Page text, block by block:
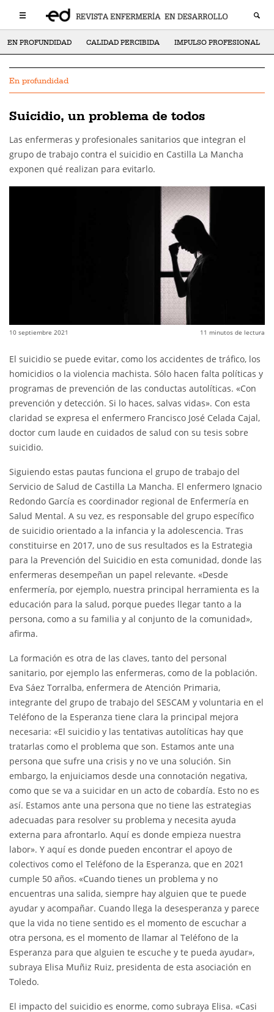
EN PROFUNDIDAD CALIDAD PERCIBIDA IMPULSO PROFESIONAL
En profundidad
Suicidio, un problema de todos
Las enfermeras y profesionales sanitarios que integran el
grupo de trabajo contra el suicidio en Castilla La Mancha
exponen qué realizan para evitarlo.
10 septiembre 2021 11 minutos de lectura
El suicidio se puede evitar, como los accidentes de tráfico, los
homicidios o la violencia machista. Sólo hacen falta políticas y
programas de prevención de las conductas autolíticas. «Con
prevención y detección. Si lo haces, salvas vidas». Con esta
claridad se expresa el enfermero Francisco José Celada Cajal,
doctor cum laude en cuidados de salud con su tesis sobre
suicidio.
Siguiendo estas pautas funciona el grupo de trabajo del
Servicio de Salud de Castilla La Mancha. El enfermero Ignacio
Redondo García es coordinador regional de Enfermería en
Salud Mental. A su vez, es responsable del grupo específico
de suicidio orientado a la infancia y la adolescencia. Tras
constituirse en 2017, uno de sus resultados es la Estrategia
para la Prevención del Suicidio en esta comunidad, donde las
enfermeras desempeñan un papel relevante. «Desde
enfermería, por ejemplo, nuestra principal herramienta es la
educación para la salud, porque puedes llegar tanto a la
persona, como a su familia y al conjunto de la comunidad»,
afirma.
La formación es otra de las claves, tanto del personal
sanitario, por ejemplo las enfermeras, como de la población.
Eva Sáez Torralba, enfermera de Atención Primaria,
integrante del grupo de trabajo del SESCAM y voluntaria en el
Teléfono de la Esperanza tiene clara la principal mejora
necesaria: «El suicidio y las tentativas autolíticas hay que
tratarlas como el problema que son. Estamos ante una
persona que sufre una crisis y no ve una solución. Sin
embargo, la enjuiciamos desde una connotación negativa,
como que se va a suicidar en un acto de cobardía. Esto no es
así. Estamos ante una persona que no tiene las estrategias
adecuadas para resolver su problema y necesita ayuda
externa para afrontarlo. Aquí es donde empieza nuestra
labor». Y aquí es donde pueden encontrar el apoyo de
colectivos como el Teléfono de la Esperanza, que en 2021
cumple 50 años. «Cuando tienes un problema y no
encuentras una salida, siempre hay alguien que te puede
ayudar y acompañar. Cuando llega la desesperanza y parece
que la vida no tiene sentido es el momento de escuchar a
otra persona, es el momento de llamar al Teléfono de la
Esperanza para que alguien te escuche y te pueda ayudar»,
subraya Elisa Muñiz Ruiz, presidenta de esta asociación en
Toledo.
El impacto del suicidio es enorme, como subraya Elisa. «Casi